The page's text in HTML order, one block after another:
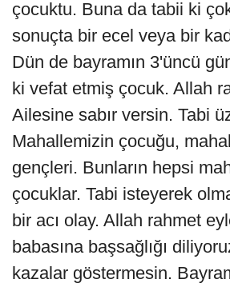
çocuktu. Buna da tabii ki
sonuçta bir ecel veya bir
Dün de bayramın 3'üncü
ki vefat etmiş çocuk. Allah
Ailesine sabır versin. Tabi
Mahallemizin çocuğu,
gençleri. Bunların hepsi
çocuklar. Tabi isteyerek
bir acı olay. Allah rahmet
babasına başsağlığı
kazalar göstermesin.